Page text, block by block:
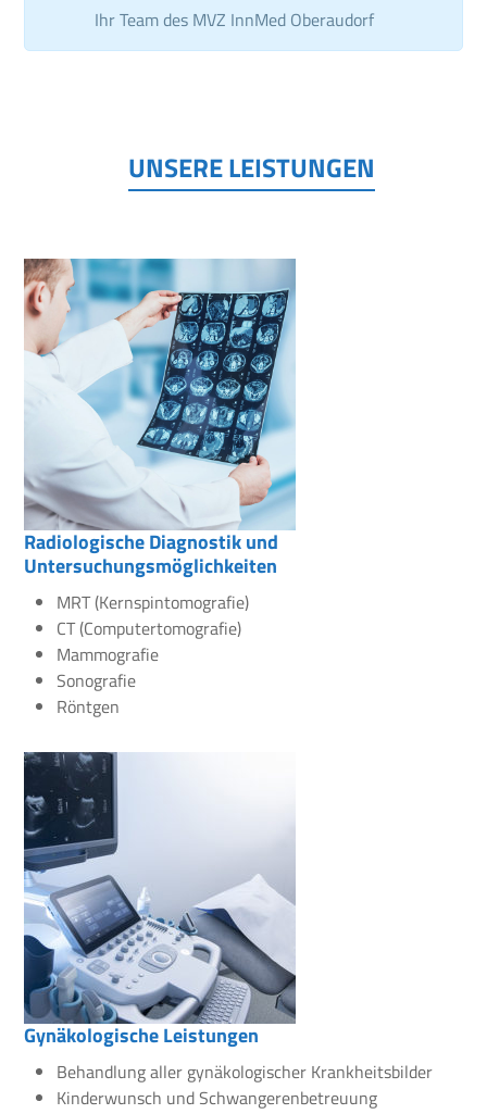
Ihr Team des MVZ InnMed Oberaudorf
UNSERE LEISTUNGEN
Radiologische Diagnostik und
Untersuchungsmöglichkeiten
MRT (Kernspintomografie)
CT (Computertomografie)
Mammografie
Sonografie
Röntgen
Gynäkologische Leistungen
Behandlung aller gynäkologischer Krankheitsbilder
Kinderwunsch und Schwangerenbetreuung